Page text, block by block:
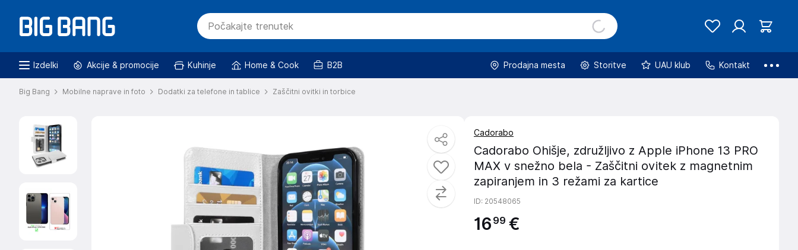
Izdelki Akcije & promocije Kuhinje Home & Cook B2B Prodajna mesta Storitve UAU klub Kontakt
Big Bang Mobilne naprave in foto Dodatki za telefone in tablice Zaščitni ovitki in torbice
Cadorabo
Cadorabo Ohišje, združljivo z Apple iPhone 13 PRO
MAX v snežno bela - Zaščitni ovitek z magnetnim
zapiranjem in 3 režami za kartice
ID: 20548065
16 99 €